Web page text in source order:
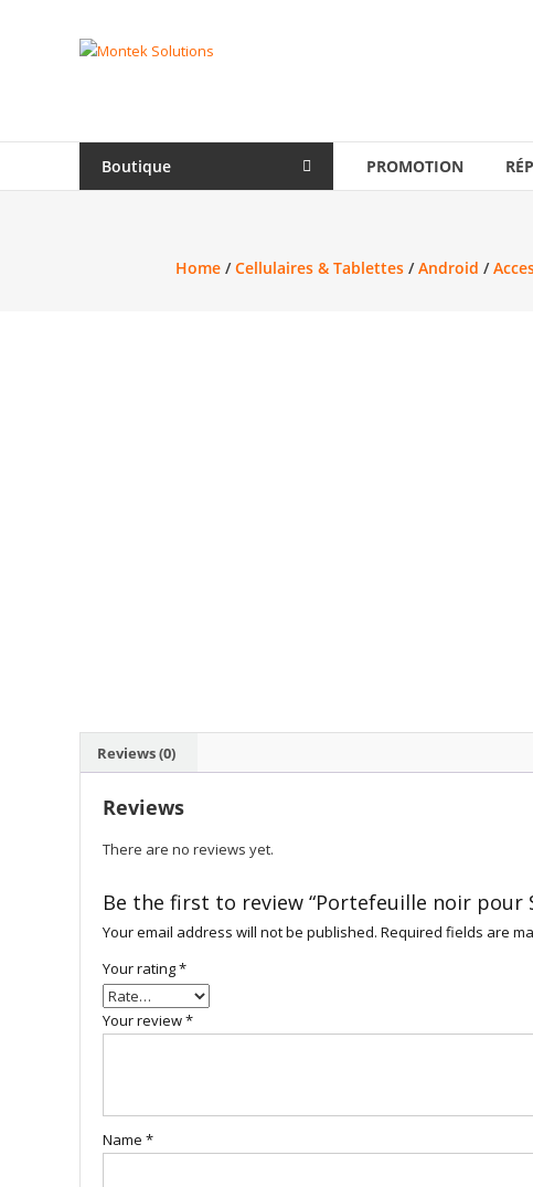
Montek
vente
Boutique PROMOTION
Home/Cellulaires & Tablettes/Android /
Reviews (0)
Reviews
There are no reviews yet.
Be the first to review “Portefeuille noir pour
Your email address will not be published. Required fields are
Your rating*
Your review*
Name *